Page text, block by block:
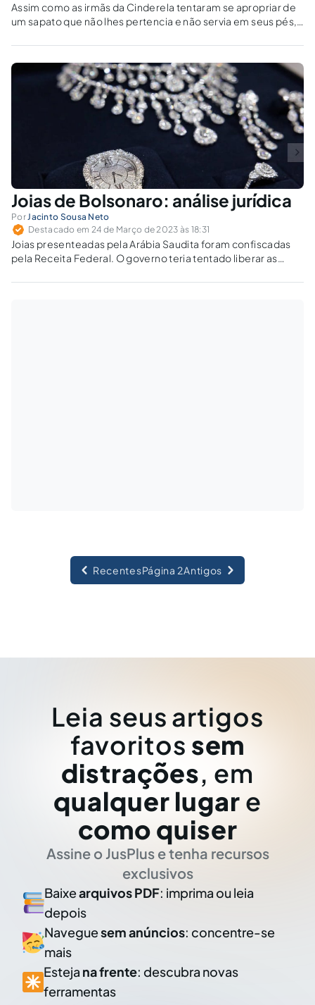
Assim como as irmãs da Cinderela tentaram se apropriar de
um sapato que não lhes pertencia e não servia em seus pés,
Joias de Bolsonaro: análise jurídica
Por Jacinto Sousa Neto
Destacado em 24 de Março de 2023 às 18:31
Joias presenteadas pela Arábia Saudita foram confiscadas
pela Receita Federal. O governo teria tentado liberar as
RecentesPágina 2Antigos
Leia seus artigos
favoritos sem
distrações, em
qualquer lugar e
como quiser
Assine o JusPlus e tenha recursos
exclusivos
Baixearquivos PDF: imprima ou leia
depois
Naveguesem anúncios: concentre-se
mais
Esteja na frente: descubra novas
ferramentas